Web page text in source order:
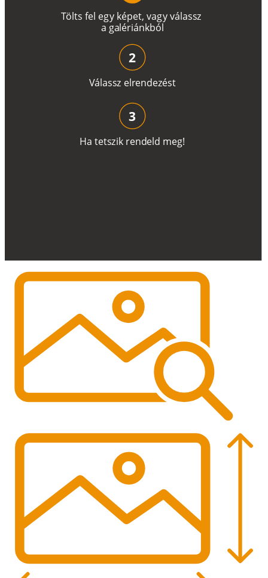
Tölts fel egy képet, vagyválassz
a galériánkból
Válassz elrendezést
2
Ha tetszik rendeld meg!
3